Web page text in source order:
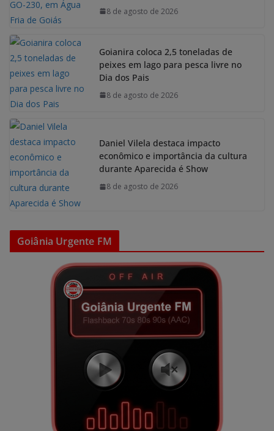
8 de agosto de 2026
Goianira coloca 2,5 toneladas de
peixes em lago para pesca livre no
Dia dos Pais
8 de agosto de 2026
Daniel Vilela destaca impacto
econômico e importância da cultura
durante Aparecida é Show
8 de agosto de 2026
Goiânia Urgente FM